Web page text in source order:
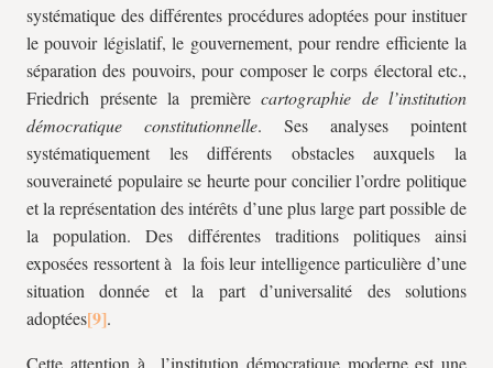
systématique des différentes procédures adoptées pour instituer
le pouvoir législatif, le gouvernement, pour rendre efficiente la
séparation des pouvoirs, pour composer le corps électoral etc.,
Friedrich présente la première cartographie de l’institution
démocratique constitutionnelle. Ses analyses pointent
systématiquement les différents obstacles auxquels la
souveraineté populaire se heurte pour concilier l’ordre politique
et la représentation des intérêts d’une plus large part possible de
la population. Des différentes traditions politiques ainsi
exposées ressortent à la fois leur intelligence particulière d’une
situation donnée et la part d’universalité des solutions
adoptées
.
Cette attention à l’institution démocratique moderne est une